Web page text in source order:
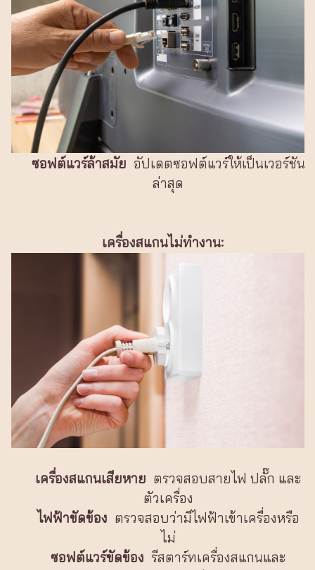
ซอฟต์แวร์ล้าสมัย อัปเดตซอฟต์แวร์ให้เป็นเวอร์ชัน
ล่าสุด
เครื่องสแกนไม่ทำงาน:
เครื่องสแกนเสียหาย ตรวจสอบสายไฟ ปลั๊ก และ
ตัวเครื่อง
ไฟฟ้าขัดข้อง ตรวจสอบว่ามีไฟฟ้าเข้าเครื่องหรือ
ไม่
ซอฟต์แวร์ขัดข้อง รีสตาร์ทเครื่องสแกนและ